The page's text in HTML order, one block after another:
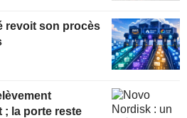
revoit son procès
la porte reste